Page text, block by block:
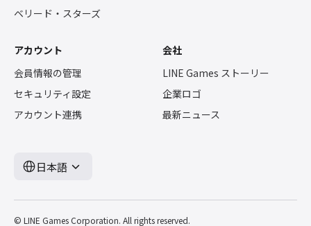
ベリード・スターズ
アカウント
会員情報の管理
セキュリティ設定
アカウント連携
会社
LINE Games ストーリー
企業ロゴ
最新ニュース
日本語
© LINE Games Corporation. All rights reserved.